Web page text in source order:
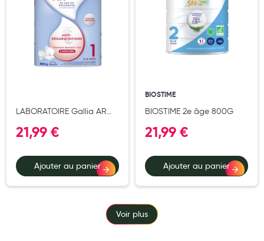
Prothèses mammaires externes
Médication familiale
Orthopédie
Les promotions
LABORATOIRE Gallia AR
la naissance
21,99 €
Ajouter au panier
BIOSTIME
BIOSTIME 2e âge 800G
21,99 €
Ajouter au panier
Voir plus